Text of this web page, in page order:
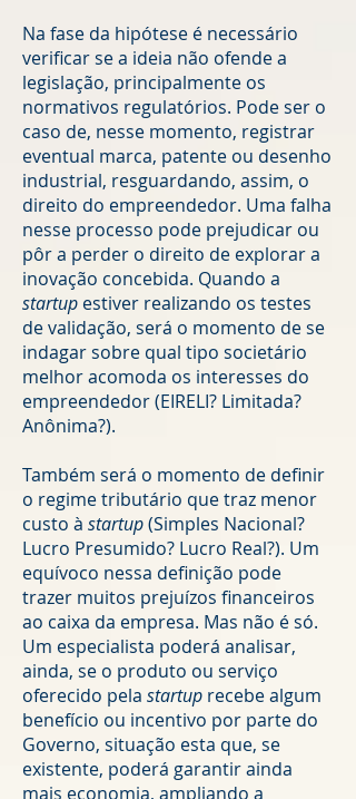
Na fase da hipótese é necessário
verificar se a ideia não ofende a
legislação, principalmente os
normativos regulatórios. Pode ser o
caso de, nesse momento, registrar
eventual marca, patente ou desenho
industrial, resguardando, assim, o
direito do empreendedor. Uma falha
nesse processo pode prejudicar ou
pôr a perder o direito de explorar a
inovação concebida. Quando a
startup estiver realizando os testes
de validação, será o momento de se
indagar sobre qual tipo societário
melhor acomoda os interesses do
empreendedor (EIRELI? Limitada?
Anônima?).
Também será o momento de definir
o regime tributário que traz menor
custo à startup(Simples Nacional?
Lucro Presumido? Lucro Real?). Um
equívoco nessa definição pode
trazer muitos prejuízos financeiros
ao caixa da empresa. Mas não é só.
Um especialista poderá analisar,
ainda, se o produto ou serviço
oferecido pela startup recebe algum
benefício ou incentivo por parte do
Governo, situação esta que, se
existente, poderá garantir ainda
mais economia, ampliando a